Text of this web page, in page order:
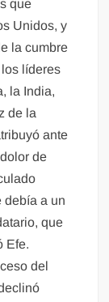
que
Unidos, y
la cumbre
líderes
la India,
de la
ante
de
debía a un
que
Efe.
del